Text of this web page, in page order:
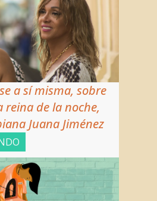
a sí misma, sobre
reina de la noche,
Juana Jiménez